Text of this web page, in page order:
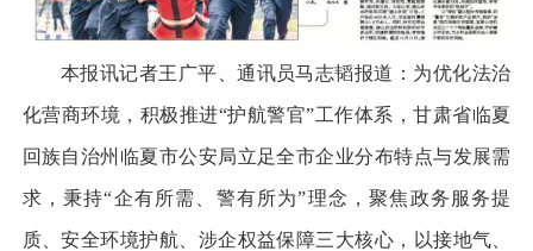
本报讯记者王广平、通讯员马志韬报道：为优化法治
化营商环境，积极推进“护航警官”工作体系，甘肃省临夏
回族自治州临夏市公安局立足全市企业分布特点与发展需
求，秉持“企有所需、警有所为”理念，聚焦政务服务提
质、安全环境护航、涉企权益保障三大核心，以接地气、